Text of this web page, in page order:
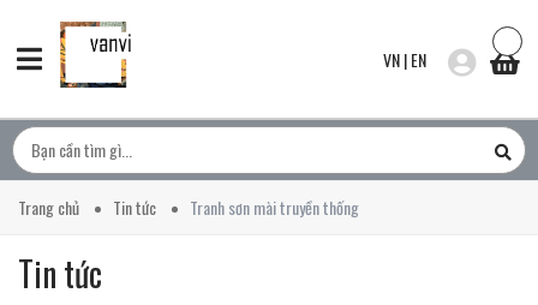
VN|EN
Trang chủ Tin tức Tranh sơn mài truyền thống
Tin tức